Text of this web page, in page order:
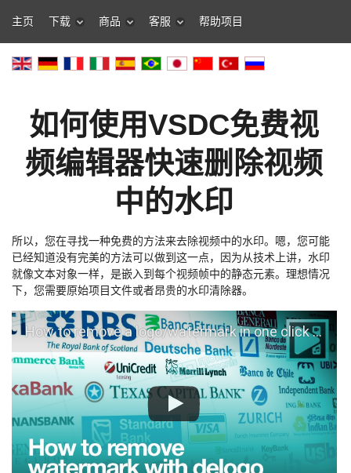
主页 下载 商品 客服 帮助项目
如何使用VSDC免费视
频编辑器快速删除视频
中的水印
所以，您在寻找一种免费的方法来去除视频中的水印。嗯，您可能
已经知道没有完美的方法可以做到这一点，因为从技术上讲，水印
就像文本对象一样，是嵌入到每个视频帧中的静态元素。理想情况
下，您需要原始项目文件或者昂贵的水印清除器。
How to remove a logo/watermark in one click with DeLogo filter in VSDC Free Video Editor